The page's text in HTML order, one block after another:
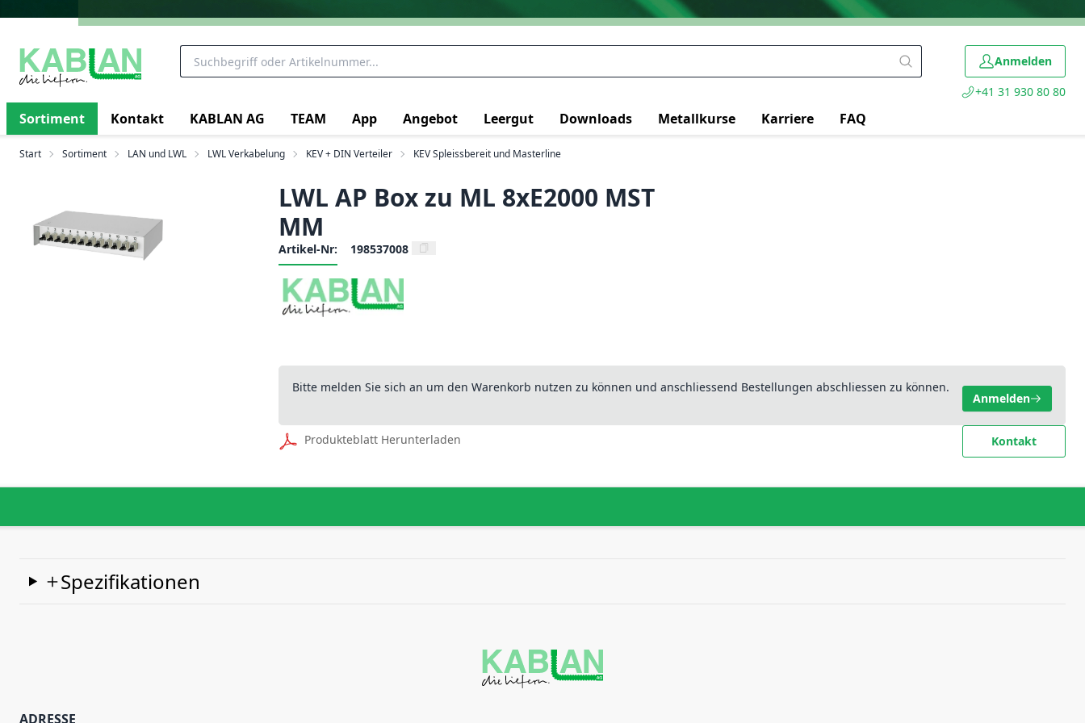
Anmelden
+41 31 930 80 80
Sortiment Kontakt KABLAN AG TEAM App Angebot Leergut Downloads Metallkurse Karriere FAQ
Start Sortiment LAN und LWL LWL Verkabelung KEV + DIN Verteiler KEV Spleissbereit und Masterline
LWL AP Box zu ML 8xE2000 MST
MM
Artikel-Nr: 198537008
Bitte melden Sie sich an um den Warenkorb nutzen zu können und anschliessend Bestellungen abschliessen zu können.
Anmelden
Produkteblatt Herunterladen Kontakt
Spezifikationen
ADRESSE